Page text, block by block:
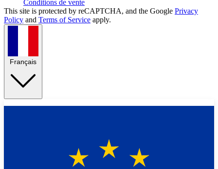
Conditions de vente
This site is protected by reCAPTCHA, and the Google Privacy
Policy and Terms of Service apply.
Français